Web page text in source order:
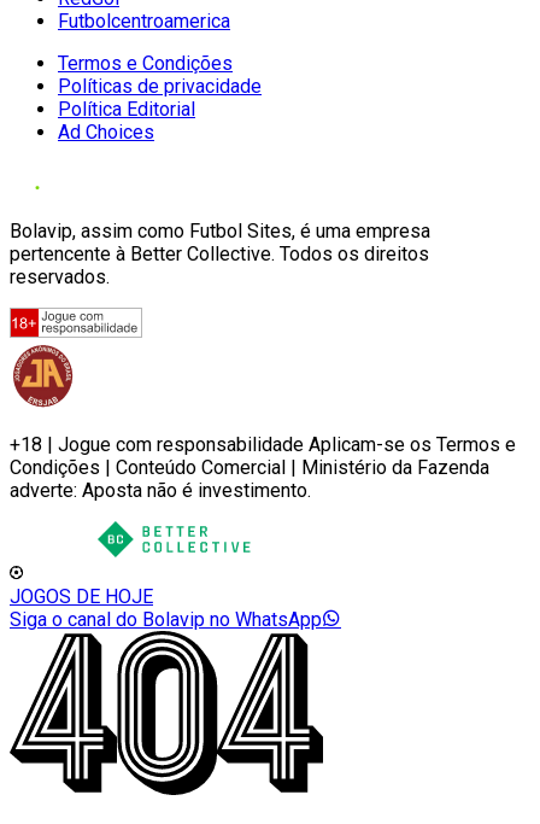
Futbolcentroamerica
Termos e Condições
Políticas de privacidade
Política Editorial
Ad Choices
Bolavip, assim como Futbol Sites, é uma empresa
pertencente à Better Collective. Todos os direitos
reservados.
+18 | Jogue com responsabilidade Aplicam-se os Termos e
Condições | Conteúdo Comercial | Ministério da Fazenda
adverte: Aposta não é investimento.
JOGOS DE HOJE
Siga o canal do Bolavip no WhatsApp